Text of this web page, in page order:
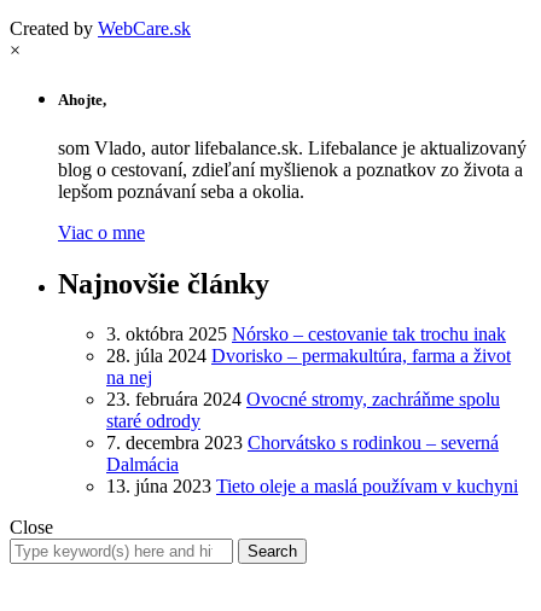
Created by WebCare.sk
×
Ahojte,
som Vlado, autor lifebalance.sk. Lifebalance je aktualizovaný
blog o cestovaní, zdieľaní myšlienok a poznatkov zo života a
lepšom poznávaní seba a okolia.
Viac o mne
Najnovšie články
3. októbra 2025 Nórsko – cestovanie tak trochu inak
28. júla 2024 Dvorisko – permakultúra, farma a život
na nej
23. februára 2024 Ovocné stromy, zachráňme spolu
staré odrody
7. decembra 2023 Chorvátsko s rodinkou – severná
Dalmácia
13. júna 2023 Tieto oleje a maslá používam v kuchyni
Close